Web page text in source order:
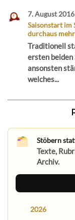
7. August 2016
Saisonstart im
durchaus
Traditionell
ersten
ansonsten
welches...
Stöbern
Texte,
Archiv.
2026